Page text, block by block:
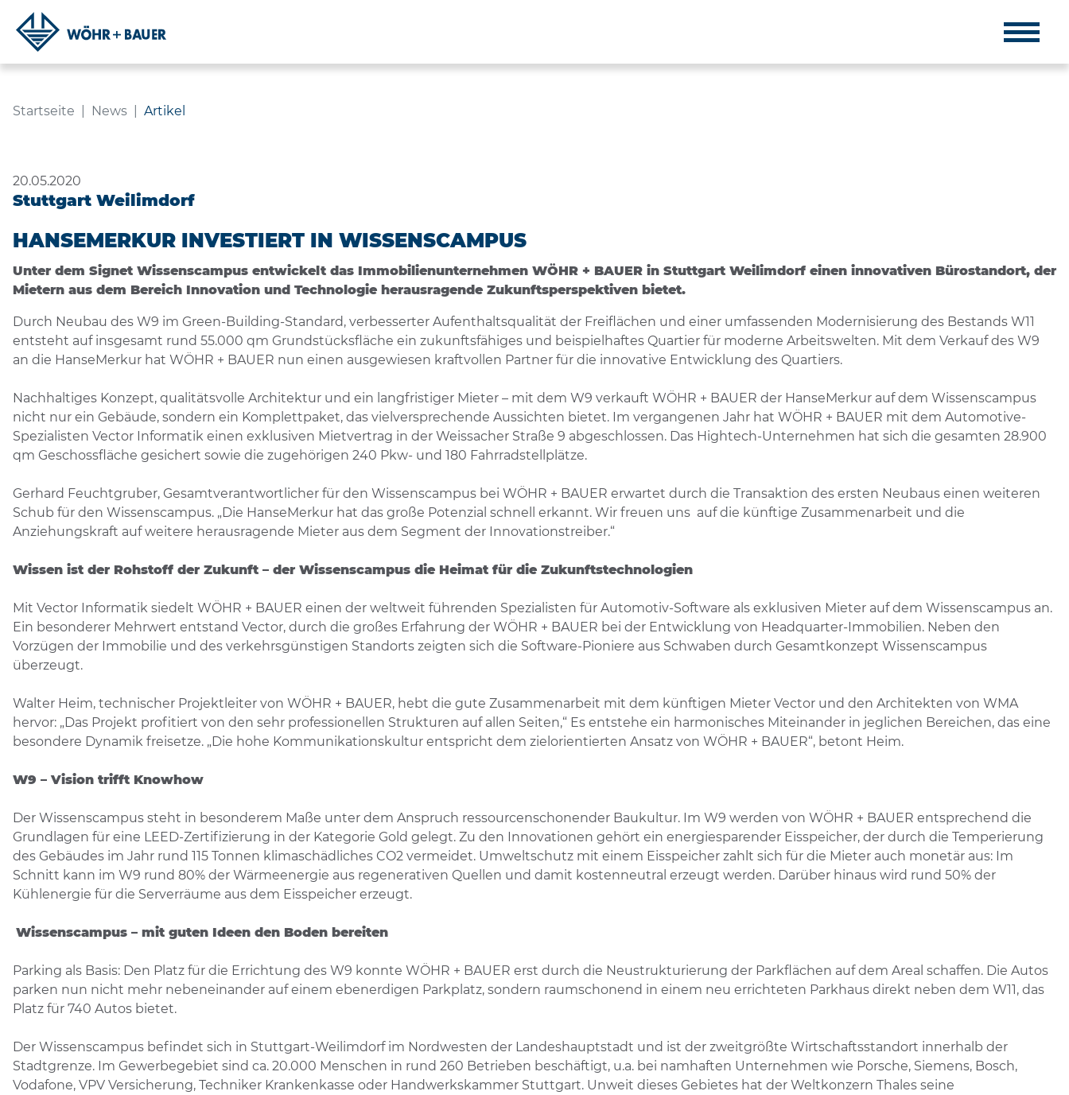
ARTIKEL
NavigationInhaltFußzeile
Startseite News Artikel
20.05.2020
Stuttgart Weilimdorf
HANSEMERKUR INVESTIERT IN WISSENSCAMPUS
Unter dem Signet Wissenscampus entwickelt das Immobilienunternehmen WÖHR + BAUER in Stuttgart Weilimdorf einen innovativen Bürostandort, der
Mietern aus dem Bereich Innovation und Technologie herausragende Zukunftsperspektiven bietet.
Durch Neubau des W9 im Green-Building-Standard, verbesserter Aufenthaltsqualität der Freiflächen und einer umfassenden Modernisierung des Bestands W11
entsteht auf insgesamt rund 55.000 qm Grundstücksfläche ein zukunftsfähiges und beispielhaftes Quartier für moderne Arbeitswelten. Mit dem Verkauf des W9
an die HanseMerkur hat WÖHR + BAUER nun einen ausgewiesen kraftvollen Partner für die innovative Entwicklung des Quartiers.
Nachhaltiges Konzept, qualitätsvolle Architektur und ein langfristiger Mieter – mit dem W9 verkauft WÖHR + BAUER der HanseMerkur auf dem Wissenscampus
nicht nur ein Gebäude, sondern ein Komplettpaket, das vielversprechende Aussichten bietet. Im vergangenen Jahr hat WÖHR + BAUER mit dem Automotive-
Spezialisten Vector Informatik einen exklusiven Mietvertrag in der Weissacher Straße 9 abgeschlossen. Das Hightech-Unternehmen hat sich die gesamten 28.900
qm Geschossfläche gesichert sowie die zugehörigen 240 Pkw- und 180 Fahrradstellplätze.
Gerhard Feuchtgruber, Gesamtverantwortlicher für den Wissenscampus bei WÖHR + BAUER erwartet durch die Transaktion des ersten Neubaus einen weiteren
Schub für den Wissenscampus. „Die HanseMerkur hat das große Potenzial schnell erkannt. Wir freuen uns auf die künftige Zusammenarbeit und die
Anziehungskraft auf weitere herausragende Mieter aus dem Segment der Innovationstreiber.“
Wissen ist der Rohstoff der Zukunft – der Wissenscampus die Heimat für die Zukunftstechnologien
Mit Vector Informatik siedelt WÖHR + BAUER einen der weltweit führenden Spezialisten für Automotiv-Software als exklusiven Mieter auf dem Wissenscampus an.
Ein besonderer Mehrwert entstand Vector, durch die großes Erfahrung der WÖHR + BAUER bei der Entwicklung von Headquarter-Immobilien. Neben den
Vorzügen der Immobilie und des verkehrsgünstigen Standorts zeigten sich die Software-Pioniere aus Schwaben durch Gesamtkonzept Wissenscampus
überzeugt.
Walter Heim, technischer Projektleiter von WÖHR + BAUER, hebt die gute Zusammenarbeit mit dem künftigen Mieter Vector und den Architekten von WMA
hervor: „Das Projekt profitiert von den sehr professionellen Strukturen auf allen Seiten,“ Es entstehe ein harmonisches Miteinander in jeglichen Bereichen, das eine
besondere Dynamik freisetze. „Die hohe Kommunikationskultur entspricht dem zielorientierten Ansatz von WÖHR + BAUER“, betont Heim.
W9 – Vision trifft Knowhow
Der Wissenscampus steht in besonderem Maße unter dem Anspruch ressourcenschonender Baukultur. Im W9 werden von WÖHR + BAUER entsprechend die
Grundlagen für eine LEED-Zertifizierung in der Kategorie Gold gelegt. Zu den Innovationen gehört ein energiesparender Eisspeicher, der durch die Temperierung
des Gebäudes im Jahr rund 115 Tonnen klimaschädliches CO2 vermeidet. Umweltschutz mit einem Eisspeicher zahlt sich für die Mieter auch monetär aus: Im
Schnitt kann im W9 rund 80% der Wärmeenergie aus regenerativen Quellen und damit kostenneutral erzeugt werden. Darüber hinaus wird rund 50% der
Kühlenergie für die Serverräume aus dem Eisspeicher erzeugt.
Wissenscampus – mit guten Ideen den Boden bereiten
Parking als Basis: Den Platz für die Errichtung des W9 konnte WÖHR + BAUER erst durch die Neustrukturierung der Parkflächen auf dem Areal schaffen. Die Autos
parken nun nicht mehr nebeneinander auf einem ebenerdigen Parkplatz, sondern raumschonend in einem neu errichteten Parkhaus direkt neben dem W11, das
Platz für 740 Autos bietet.
Der Wissenscampus befindet sich in Stuttgart-Weilimdorf im Nordwesten der Landeshauptstadt und ist der zweitgrößte Wirtschaftsstandort innerhalb der
Stadtgrenze. Im Gewerbegebiet sind ca. 20.000 Menschen in rund 260 Betrieben beschäftigt, u.a. bei namhaften Unternehmen wie Porsche, Siemens, Bosch,
Vodafone, VPV Versicherung, Techniker Krankenkasse oder Handwerkskammer Stuttgart. Unweit dieses Gebietes hat der Weltkonzern Thales seine